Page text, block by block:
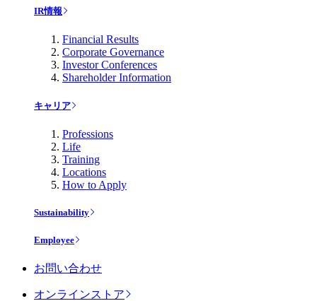
IR情報
Financial Results
Corporate Governance
Investor Conferences
Shareholder Information
キャリア
Professions
Life
Training
Locations
How to Apply
Sustainability
Employee
お問い合わせ
オンラインストア